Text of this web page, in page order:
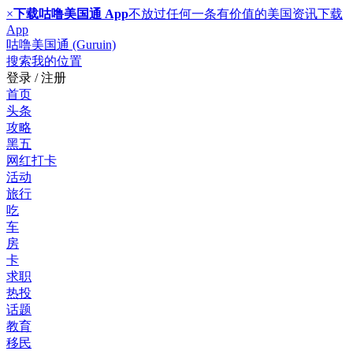
×下载咕噜美国通 App不放过任何一条有价值的美国资讯下载
App
咕噜美国通 (Guruin)
搜索我的位置
登录 / 注册
首页
头条
攻略
黑五
网红打卡
活动
旅行
吃
车
房
卡
求职
热投
话题
教育
移民